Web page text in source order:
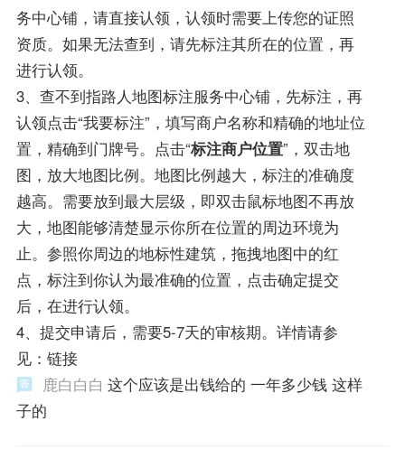
务中心铺，请直接认领，认领时需要上传您的证照
资质。如果无法查到，请先标注其所在的位置，再
进行认领。
3、查不到指路人地图标注服务中心铺，先标注，再
认领点击“我要标注”，填写商户名称和精确的地址位
置，精确到门牌号。点击“标注商户位置”，双击地
图，放大地图比例。地图比例越大，标注的准确度
越高。需要放到最大层级，即双击鼠标地图不再放
大，地图能够清楚显示你所在位置的周边环境为
止。参照你周边的地标性建筑，拖拽地图中的红
点，标注到你认为最准确的位置，点击确定提交
后，在进行认领。
4、提交申请后，需要5-7天的审核期。详情请参
见：链接
鹿白白白 这个应该是出钱给的 一年多少钱 这样
子的